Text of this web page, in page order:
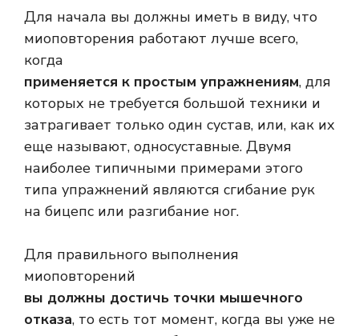
Для начала вы должны иметь в виду, что
миоповторения работают лучше всего,
когда
применяется к простым упражнениям, для
которых не требуется большой техники и
затрагивает только один сустав, или, как их
еще называют, односуставные. Двумя
наиболее типичными примерами этого
типа упражнений являются сгибание рук
на бицепс или разгибание ног.
Для правильного выполнения
миоповторений
вы должны достичь точки мышечного
отказа, то есть тот момент, когда вы уже не